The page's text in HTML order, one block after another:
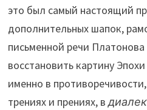
это был самый настоящий
дополнительных шапок,
письменной речи Платонова
восстановить картину
именно в
трениях и прениях, в